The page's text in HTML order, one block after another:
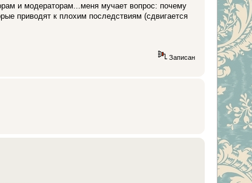
и модераторам...меня мучает вопрос: почему
приводят к плохим последствиям (сдвигается
Записан